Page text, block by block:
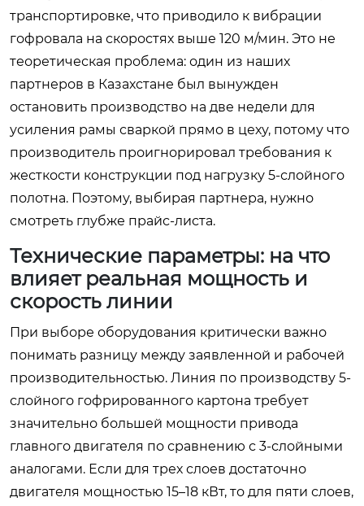
транспортировке, что приводило к вибрации
гофровала на скоростях выше 120 м/мин. Это не
теоретическая проблема: один из наших
партнеров в Казахстане был вынужден
остановить производство на две недели для
усиления рамы сваркой прямо в цеху, потому что
производитель проигнорировал требования к
жесткости конструкции под нагрузку 5-слойного
полотна. Поэтому, выбирая партнера, нужно
смотреть глубже прайс-листа.
Технические параметры: на что
влияет реальная мощность и
скорость линии
При выборе оборудования критически важно
понимать разницу между заявленной и рабочей
производительностью. Линия по производству 5-
слойного гофрированного картона требует
значительно большей мощности привода
главного двигателя по сравнению с 3-слойными
аналогами. Если для трех слоев достаточно
двигателя мощностью 15–18 кВт, то для пяти слоев,